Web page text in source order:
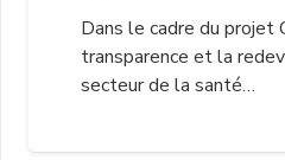
Dans le cadre du projet
transparence et la
secteur de la santé…